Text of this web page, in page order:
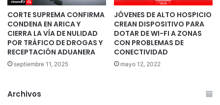
CORTE SUPREMA CONFIRMA
CONDENA EN ARICA Y
CIERRA LA VÍA DE NULIDAD
POR TRÁFICO DE DROGAS Y
RECEPTACIÓN ADUANERA
septiembre 11, 2025
JÓVENES DE ALTO HOSPICIO
CREAN DISPOSITIVO PARA
DOTAR DE WI-FI A ZONAS
CON PROBLEMAS DE
CONECTIVIDAD
mayo 12, 2022
Archivos